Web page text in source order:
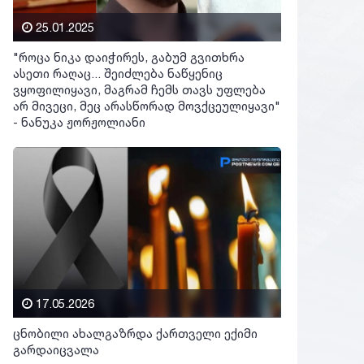
25.01.2025
"როცა ნიკა დაიჭირეს, გაბუმ გვითხრა
ასეთი რაღაც... შეიძლება ნაწყენიც
ვყოფილიყავი, მაგრამ ჩემს თავს უფლება
არ მივეცი, მეც არასწორად მოვქცეულიყავი"
- ნანუკა ჟორჟოლიანი
17.05.2026
ცნობილი ახალგაზრდა ქართველი ექიმი
გარდაიცვალა